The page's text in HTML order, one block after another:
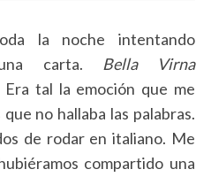
la noche intentando
carta.
Bella Virna
Era tal la emoción que me
no hallaba las palabras.
de rodar en italiano. Me
compartido una